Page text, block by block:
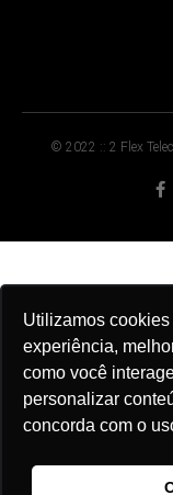
Utilizamos
experiência,
como você
personalizar
concorda com o
© 2022 :: 2 Flex